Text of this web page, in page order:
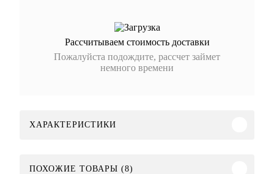
Рассчитываем стоимость доставки
Пожалуйста подождите, рассчет займет
немного времени
ХАРАКТЕРИСТИКИ
ПОХОЖИЕ ТОВАРЫ (8)